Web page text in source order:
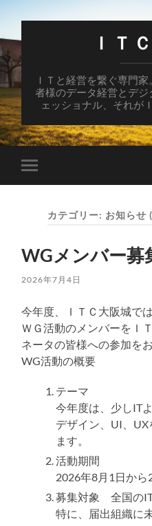
ＩＴ
ＩＴと経営を繋ぐ専門
者様のデータ経営とデ
ェッショナル、それが
モ
バ
ー
を
切
り
え
る
カテゴリー: お知らせ
WGメンバー募
2026年7月4日
今年度、ＩＴＣ大阪城で
ＷＧ活動のメンバーをＩ
ネータの皆様への参加を
WG活動の概要
テーマ
今年度は、少しIT
デザイン、UI、
ます。
活動期間
2026年8月1日から
募集対象 全国の
特に、届出組織に